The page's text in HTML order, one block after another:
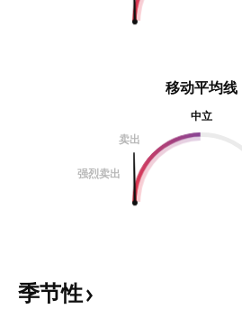
移动平均线
中立
卖出
强烈卖出
季节性